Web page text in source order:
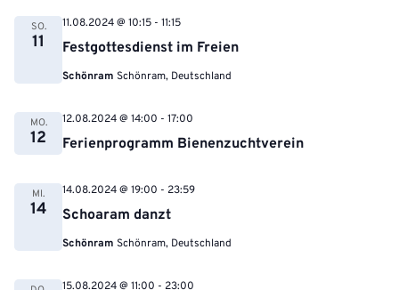
SO.
11 Festgottesdienst im Freien
11.08.2024 @ 10:15 - 11:15
Schönram Schönram, Deutschland
MO.
12 Ferienprogramm Bienenzuchtverein
12.08.2024 @ 14:00 - 17:00
MI.
14 Schoaram danzt
14.08.2024 @ 19:00 - 23:59
Schönram Schönram, Deutschland
15.08.2024 @ 11:00 - 23:00